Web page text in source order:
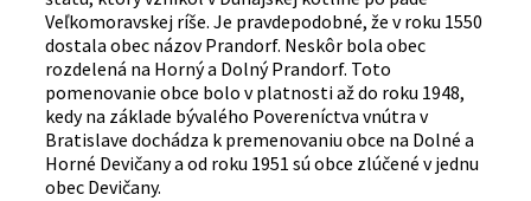
Veľkomoravskej ríše. Je pravdepodobné, že v roku 1550
dostala obec názov Prandorf. Neskôr bola obec
rozdelená na Horný a Dolný Prandorf. Toto
pomenovanie obce bolo v platnosti až do roku 1948,
kedy na základe bývalého Povereníctva vnútra v
Bratislave dochádza k premenovaniu obce na Dolné a
Horné Devičany a od roku 1951 sú obce zlúčené v jednu
obec Devičany.